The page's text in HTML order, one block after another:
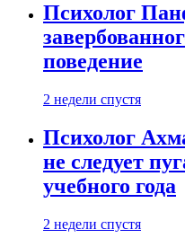
Психолог
поведение
2 недели спустя
Психолог
не следует
учебного года
2 недели спустя